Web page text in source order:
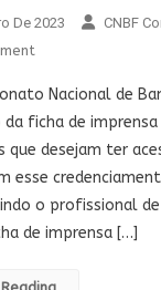
De 2023 CNBF
On
DE
IMPRENSA
PARA
O
30º
CAMPEONATO
DE
Nacional de
ficha de
que desejam ter
esse
o profissional
de imprensa […]